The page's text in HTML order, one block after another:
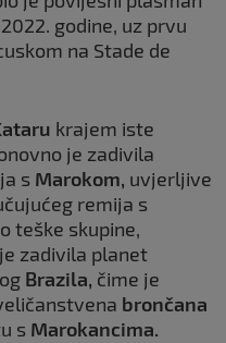
2022. godine, uz prvu
na Stade de
krajem iste
je zadivila
s Marokom, uvjerljive
remija s
teške skupine,
zadivila planet
Brazila, čime je
brončana
s Marokancima.